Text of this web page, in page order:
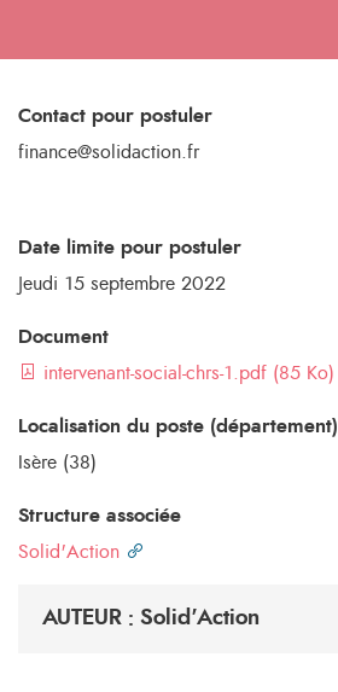
Contact pour postuler
finance@solidaction.fr
Date limite pour postuler
Jeudi 15 septembre 2022
Document
intervenant-social-chrs-1.pdf (85 Ko)
Localisation du poste (département)
Isère (38)
Structure associée
Solid'Action
AUTEUR : Solid'Action